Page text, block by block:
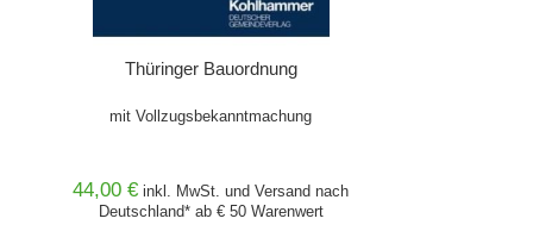
Thüringer Bauordnung
mit Vollzugsbekanntmachung
44,00 € inkl. MwSt. undVersand nach
Deutschland* ab € 50 Warenwert